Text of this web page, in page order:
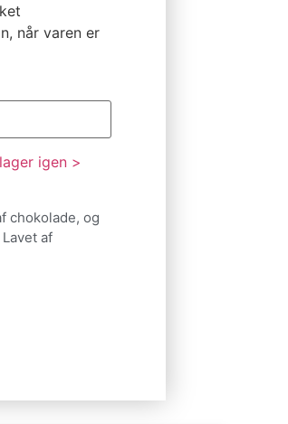
når varen er
igen >
chokolade, og
af